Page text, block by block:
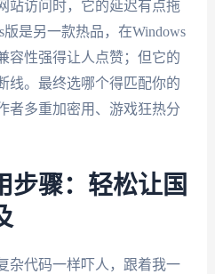
站访问时，它的延迟有点拖
是另一款热品，在Windows
容性强得让人点赞；但它的
线。最终选哪个得匹配你的
者多重加密用、游戏狂热分
步骤：轻松让国
杂代码一样吓人，跟着我一